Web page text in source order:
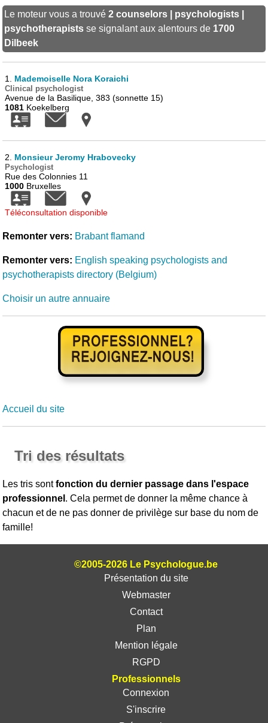
Le moteur vous a trouvé2 counselors | psychologists |
psychotherapists se signalant aux alentours de 1700
Dilbeek
1. Mademoiselle Nora Koraichi
Clinical psychologist
Avenue de la Basilique, 383 (sonnette 15)
1081 Koekelberg
2. Monsieur Jeromy Hrabovecky
Psychologist
Rue des Colonnies 11
1000 Bruxelles
Téléconsultation disponible
Remonter vers: Brabant flamand
Remonter vers: English speaking psychologists and
psychotherapists directory (Belgium)
Choisir un autre annuaire
Accueil du site
Tri des résultats
Les tris sontfonction du dernier passage dans l'espace
professionnel . Cela permet de donner la même chance à
chacun et de ne pas donner de privilège sur base du nom de
famille!
©2005-2026 Le Psychologue.be
Présentation du site
Webmaster
Contact
Plan
Mention légale
RGPD
Professionnels
Connexion
S'inscrire